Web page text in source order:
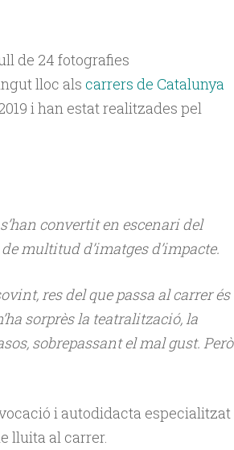
de 24 fotografies
lloc als carrers de Catalunya
i han estat realitzades pel
convertit en escenari del
multitud d’imatges d’impacte.
res del que passa al carrer és
sorprès la teatralització, la
sobrepassant el mal gust. Però
i autodidacta especialitzat
lluita al carrer.